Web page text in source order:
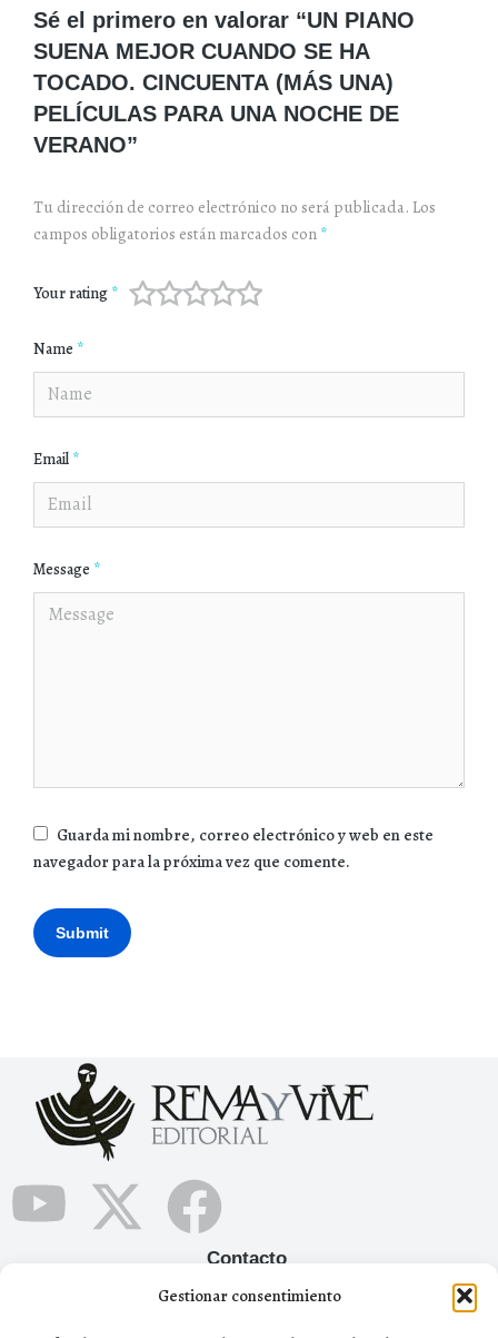
Gestionar consentimiento
Sé el primero en valorar “UN PIANO
SUENA MEJOR CUANDO SE HA
TOCADO. CINCUENTA (MÁS UNA)
PELÍCULAS PARA UNA NOCHE DE
VERANO”
Tu dirección de correo electrónico no será publicada. Los
campos obligatorios están marcados con *
Your rating *
Name *
Email *
Message *
Guarda mi nombre, correo electrónico y web en este
navegador para la próxima vez que comente.
Submit
Contacto
+34 665 12 05 90